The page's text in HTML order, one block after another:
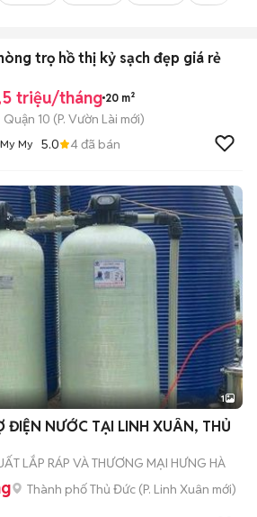
trọ hồ thị kỷ sạch đẹp giá rẻ
triệu/tháng 20 m²
Quận 10 (P. Vườn Lài mới)
My My 5.0 4đã bán
1
ĐIỆN NƯỚC TẠI LINH XUÂN, THỦ
LẮP RÁP VÀ THƯƠNG MẠI HƯNG HÀ
Thành phố Thủ Đức (P. Linh Xuân mới)